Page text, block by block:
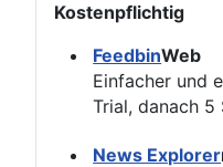
Kostenpflichtig
FeedbinWeb
Einfacher und
Trial, danach 5
News Explorer